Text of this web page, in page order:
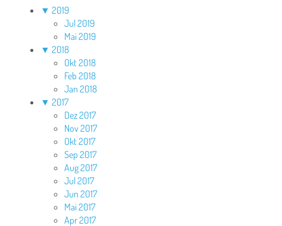
▼ 2019
Jul 2019
Mai 2019
▼ 2018
Okt 2018
Feb 2018
Jan 2018
▼ 2017
Dez 2017
Nov 2017
Okt 2017
Sep 2017
Aug 2017
Jul 2017
Jun 2017
Mai 2017
Apr 2017